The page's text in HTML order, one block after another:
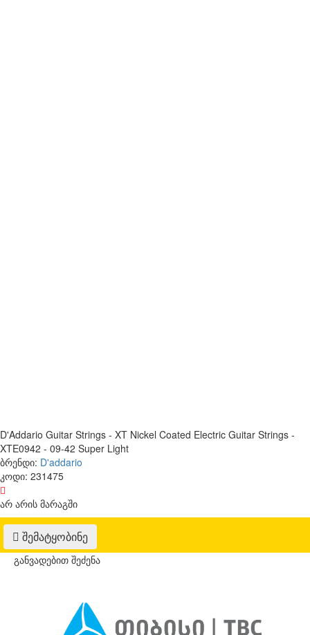
D'Addario Guitar Strings - XT Nickel Coated Electric Guitar Strings -
XTE0942 - 09-42 Super Light
ბრენდი: D'addario
კოდი: 231475
არ არის მარაგში
შემატყობინე
განვადებით შეძენა